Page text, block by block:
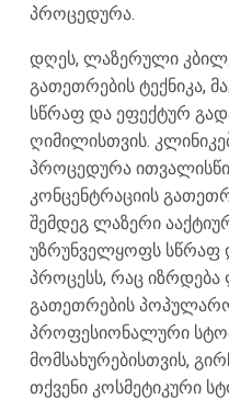
პროცედურა.
დღეს, ლაზერული
გათეთრების ტექნიკა,
სწრაფ და ეფექტურ
ღიმილისთვის.
პროცედურა
კონცენტრაციის
შემდეგ ლაზერი
უზრუნველყოფს სწრაფ
პროცესს, რაც
გათეთრების
პროფესიონალური
მომსახურებისთვის,
თქვენი კოსმეტიკური